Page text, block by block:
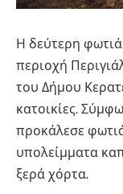
Η δεύτερη
περιοχή
του Δήμου
κατοικίες.
προκάλεσε
υπολείμματα
ξερά χόρτα.